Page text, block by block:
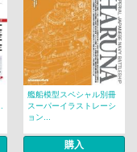
艦船模型スペシャル別冊
スーパーイラストレーシ
ョン...
購入